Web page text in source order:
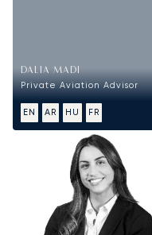
DALIA MADI
Private Aviation Advisor
EN AR HU FR